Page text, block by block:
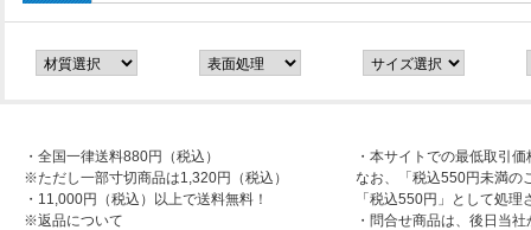
・全国一律送料880円（税込）
※ただし一部寸切商品は1,320円（税込）
・11,000円（税込）以上で送料無料！
※返品について
・本サイトでの最低取引
なお、「税込550円未満の
「税込550円」として処
・問合せ商品は、後日当